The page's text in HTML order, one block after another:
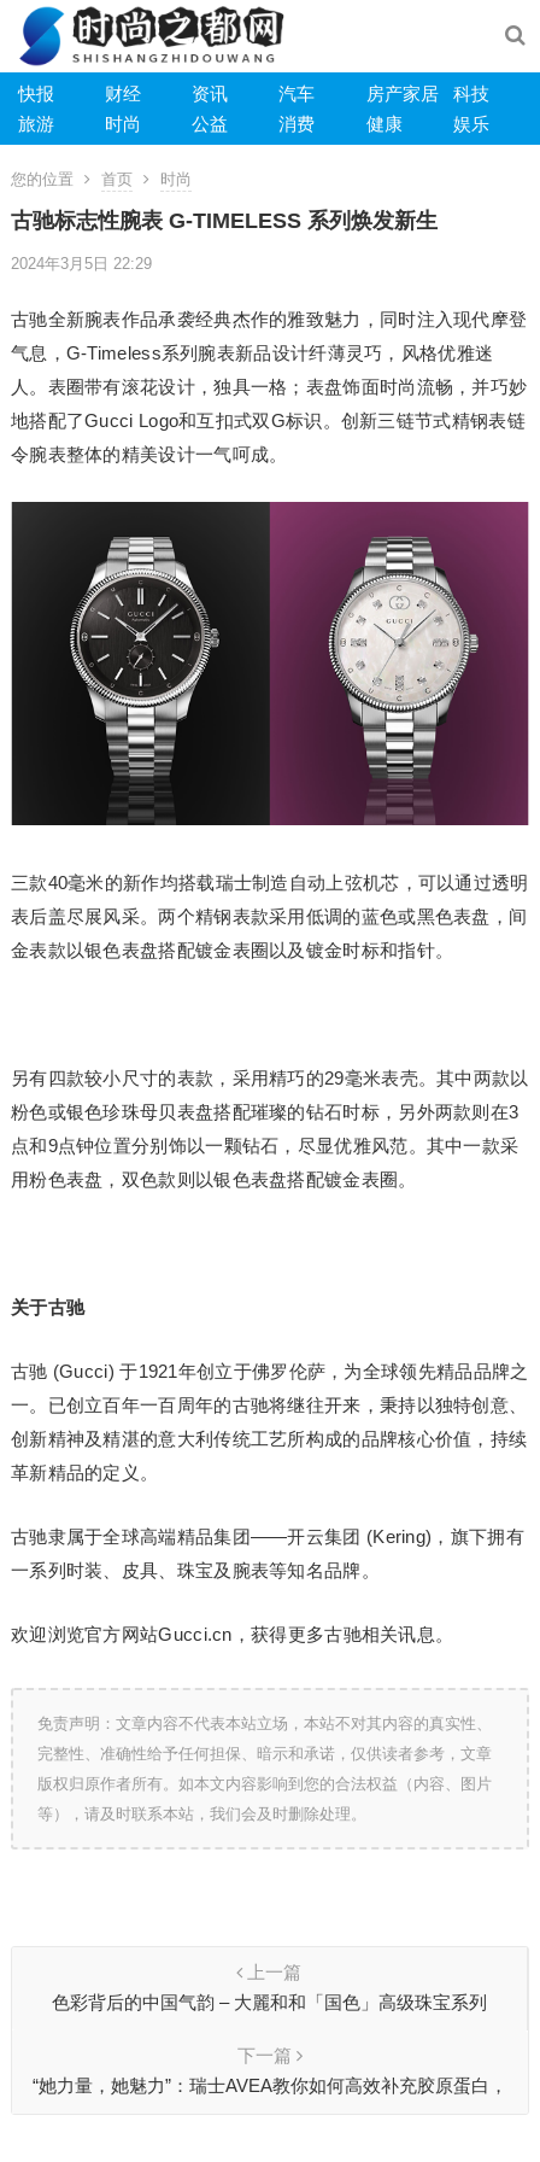
快报 财经 资讯 汽车 房产家居
科技
旅游
时尚 公益 消费 健康 娱乐
您的位置 首页 时尚
古驰标志性腕表 G-TIMELESS 系列焕发新生
2024年3月5日 22:29
古驰全新腕表作品承袭经典杰作的雅致魅力，同时注入现代摩登
气息，G-Timeless系列腕表新品设计纤薄灵巧，风格优雅迷
人。表圈带有滚花设计，独具一格；表盘饰面时尚流畅，并巧妙
地搭配了Gucci Logo和互扣式双G标识。创新三链节式精钢表链
令腕表整体的精美设计一气呵成。
三款40毫米的新作均搭载瑞士制造自动上弦机芯，可以通过透明
表后盖尽展风采。两个精钢表款采用低调的蓝色或黑色表盘，间
金表款以银色表盘搭配镀金表圈以及镀金时标和指针。
另有四款较小尺寸的表款，采用精巧的29毫米表壳。其中两款以
粉色或银色珍珠母贝表盘搭配璀璨的钻石时标，另外两款则在3
点和9点钟位置分别饰以一颗钻石，尽显优雅风范。其中一款采
用粉色表盘，双色款则以银色表盘搭配镀金表圈。
关于古驰
古驰 (Gucci) 于1921年创立于佛罗伦萨，为全球领先精品品牌之
一。已创立百年一百周年的古驰将继往开来，秉持以独特创意、
创新精神及精湛的意大利传统工艺所构成的品牌核心价值，持续
革新精品的定义。
古驰隶属于全球高端精品集团——开云集团 (Kering)，旗下拥有
一系列时装、皮具、珠宝及腕表等知名品牌。
欢迎浏览官方网站Gucci.cn，获得更多古驰相关讯息。
免责声明：文章内容不代表本站立场，本站不对其内容的真实性、
完整性、准确性给予任何担保、暗示和承诺，仅供读者参考，文章
版权归原作者所有。如本文内容影响到您的合法权益（内容、图片
等），请及时联系本站，我们会及时删除处理。
上一篇
色彩背后的中国气韵 – 大麗和和「国色」高级珠宝系列
下一篇
“她力量，她魅力”：瑞士AVEA教你如何高效补充胶原蛋白，